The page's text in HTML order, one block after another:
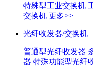
特殊型工业交换机
交换机 更多>>
光纤收发器/交换机
普通型光纤收发器
器 特殊功能型光纤